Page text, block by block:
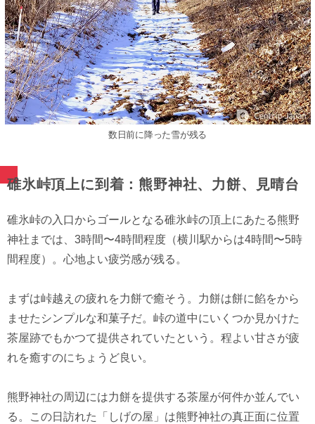
数日前に降った雪が残る
碓氷峠頂上に到着：熊野神社、力餅、見晴台
碓氷峠の入口からゴールとなる碓氷峠の頂上にあたる熊野
神社までは、3時間〜4時間程度（横川駅からは4時間〜5時
間程度）。心地よい疲労感が残る。
まずは峠越えの疲れを力餅で癒そう。力餅は餅に餡をから
ませたシンプルな和菓子だ。峠の道中にいくつか見かけた
茶屋跡でもかつて提供されていたという。程よい甘さが疲
れを癒すのにちょうど良い。
熊野神社の周辺には力餅を提供する茶屋が何件か並んでい
る。この日訪れた「しげの屋」は熊野神社の真正面に位置